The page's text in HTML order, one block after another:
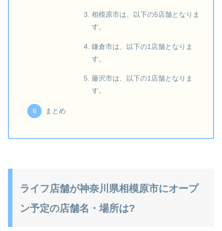
相模原市は、以下の5店舗となりま
す。
鎌倉市は、以下の1店舗となりま
す。
藤沢市は、以下の1店舗となりま
す。
まとめ
ライフ店舗が神奈川県相模原市にオープ
ン予定の店舗名・場所は?